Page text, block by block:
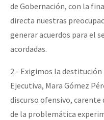
Contacto
de Gobernación, con la
directa nuestras
generar acuerdos para el
acordadas.
2.- Exigimos la
Ejecutiva, Mara Gómez
discurso ofensivo,
de la problemática